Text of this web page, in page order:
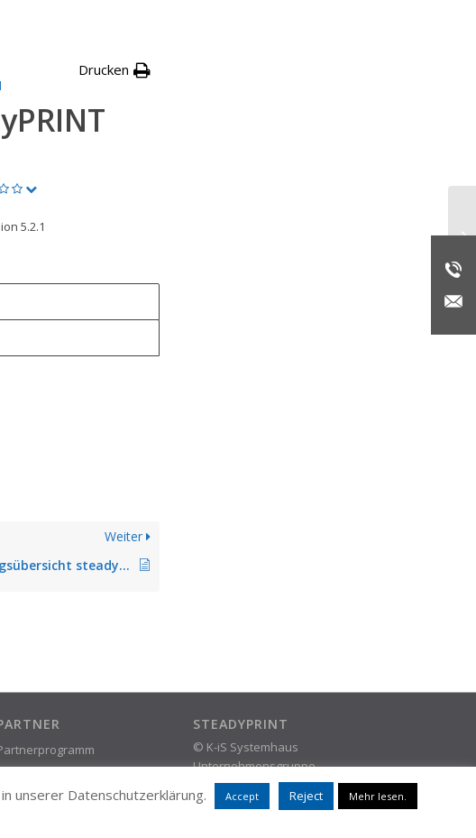
Drucken
5.2.1
Weiter
Änderungsübersicht steadyPRINT 5.2
STEADYPRINT
© K-iS Systemhaus
Unternehmensgruppe
unserer Datenschutzerklärung. Accept Reject Mehr lesen.